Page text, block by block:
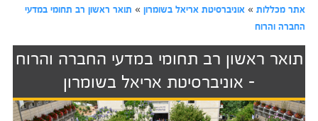
אתר מכללות» אוניברסיטת אריאל בשומרון» תואר ראשון רב תחומי במדעי
החברה והרוח
תואר ראשון רב תחומי במדעי החברה והרוח
- אוניברסיטת אריאל בשומרון